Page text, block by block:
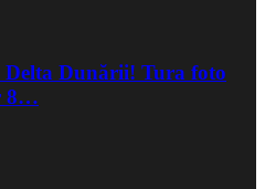
Delta Dunării! Tura foto
8…